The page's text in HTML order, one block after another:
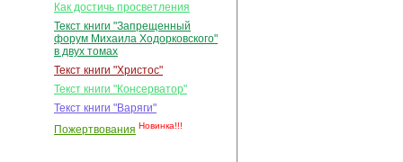
Как достичь просветления
Текст книги "Запрещенный
форум Михаила Ходорковского"
в двух томах
Текст книги "Христос"
Текст книги "Консерватор"
Текст книги "Варяги"
Пожертвования Новинка!!!